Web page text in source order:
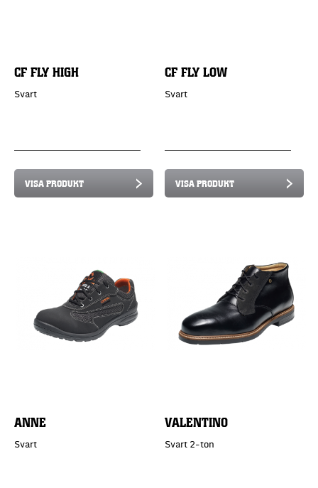
CF FLY HIGH
Svart
VISA PRODUKT
CF FLY LOW
Svart
VISA PRODUKT
ANNE
Svart
VALENTINO
Svart 2-ton